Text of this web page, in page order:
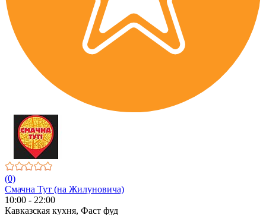
(0)
Смачна Тут (на Жилуновича)
10:00 - 22:00
Кавказская кухня, Фаст фуд